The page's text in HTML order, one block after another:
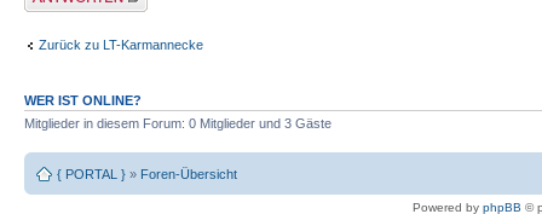
Zurück zu LT-Karmannecke
WER IST ONLINE?
Mitglieder in diesem Forum: 0 Mitglieder und 3 Gäste
{ PORTAL } » Foren-Übersicht
Powered by phpBB ©